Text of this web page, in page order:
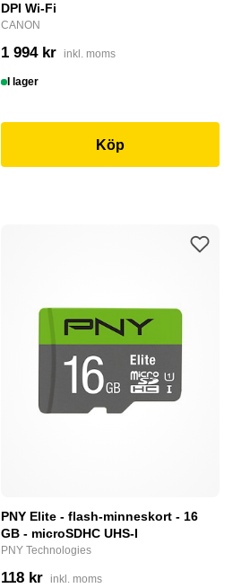
DPI Wi-Fi
CANON
1 994 kr inkl. moms
I lager
Köp
PNY Elite - flash-minneskort - 16
GB - microSDHC UHS-I
PNY Technologies
118 kr inkl. moms